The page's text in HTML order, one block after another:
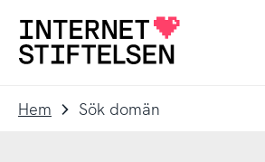
navigering
innehåll
Till
Hem Sök domän